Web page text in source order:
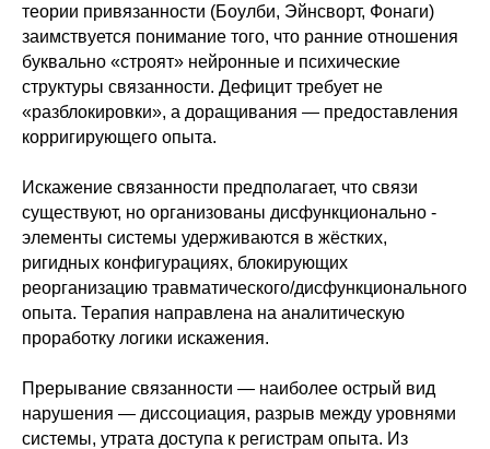
теории привязанности (Боулби, Эйнсворт, Фонаги)
заимствуется понимание того, что ранние отношения
буквально «строят» нейронные и психические
структуры связанности. Дефицит требует не
«разблокировки», а доращивания — предоставления
корригирующего опыта.
Искажение связанности предполагает, что связи
существуют, но организованы дисфункционально -
элементы системы удерживаются в жёстких,
ригидных конфигурациях, блокирующих
реорганизацию травматического/дисфункционального
опыта. Терапия направлена на аналитическую
проработку логики искажения.
Прерывание связанности — наиболее острый вид
нарушения — диссоциация, разрыв между уровнями
системы, утрата доступа к регистрам опыта. Из